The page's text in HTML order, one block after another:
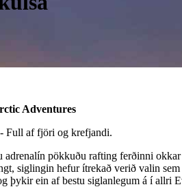
Adventures
Full af fjöri og krefjandi.
pökkuðu rafting ferðinni
siglingin hefur ítrekað verið valin
þykir ein af bestu siglanlegum á í allri